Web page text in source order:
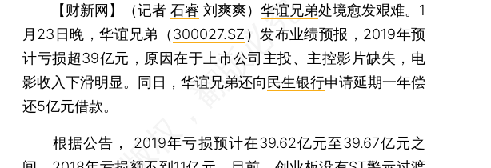
【财新网】（记者 石睿 刘爽爽） 华谊兄弟处境愈发艰难。1
月23日晚，华谊兄弟（300027.SZ ）发布业绩预报，2019年预
计亏损超39亿元，原因在于上市公司主投、主控影片缺失，电
影收入下滑明显。同日，华谊兄弟还向民生银行申请延期一年偿
还5亿元借款。
根据公告， 2019年亏损预计在39.62亿元至39.67亿元之